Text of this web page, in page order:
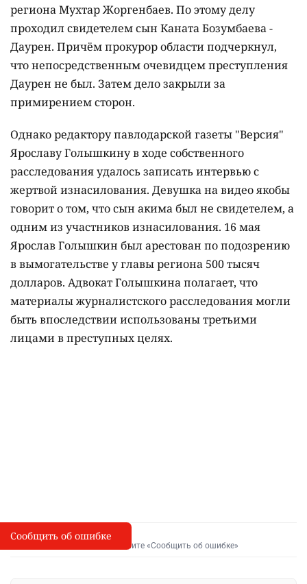
региона Мухтар Жоргенбаев. По этому делу
проходил свидетелем сын Каната Бозумбаева -
Даурен. Причём прокурор области подчеркнул,
что непосредственным очевидцем преступления
Даурен не был. Затем дело закрыли за
примирением сторон.
Однако редактору павлодарской газеты "Версия"
Ярославу Голышкину в ходе собственного
расследования удалось записать интервью с
жертвой изнасилования. Девушка на видео якобы
говорит о том, что сын акима был не свидетелем, а
одним из участников изнасилования. 16 мая
Ярослав Голышкин был арестован по подозрению
в вымогательстве у главы региона 500 тысяч
долларов. Адвокат Голышкина полагает, что
материалы журналистского расследования могли
быть впоследствии использованы третьими
лицами в преступных целях.
I
Сообщить об опечатке
Выделите фрагмент и нажмите «Сообщить об ошибке»
Сообщить об ошибке